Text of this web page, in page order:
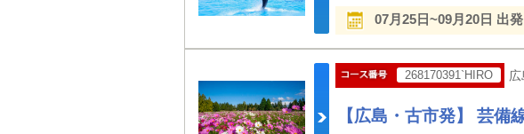
07月25日~09月20日 出発
268170391`HIRO
【広島・古市発】 芸